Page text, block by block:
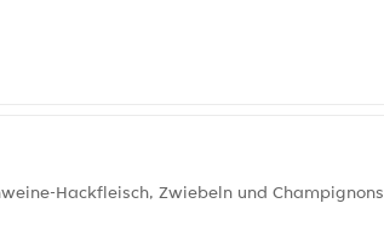
Hackfleisch, Zwiebeln und Champignons